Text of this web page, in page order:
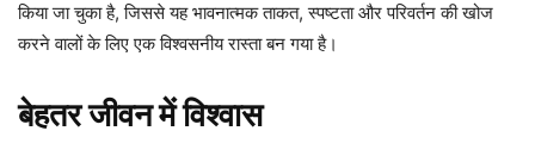
किया जा चुका है, जिससे यह भावनात्मक ताकत, स्पष्टता और परिवर्तन की खोज
करने वालों के लिए एक विश्वसनीय रास्ता बन गया है।
बेहतर जीवन में विश्वास